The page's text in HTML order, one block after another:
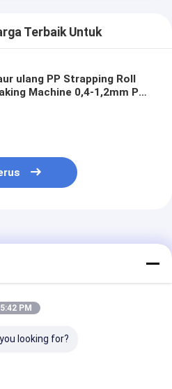
Terbaik Untuk
ulang PP Strapping Roll
Machine 0,4-1,2mm PP
5:42 PM
looking for?